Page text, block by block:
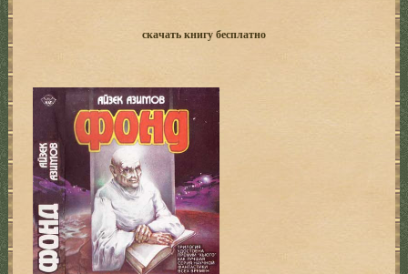
скачать книгу бесплатно